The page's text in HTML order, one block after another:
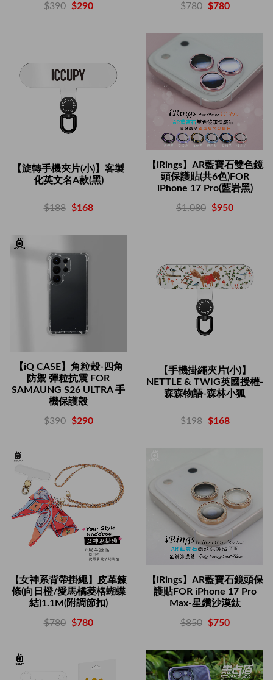
$390 $290 $780 $780
【旋轉手機夾片(小)】客製
化英文名A款(黑)
$188 $168
【iRings】AR藍寶石雙色鏡
頭保護貼(共6色)FOR
iPhone 17 Pro(藍岩黑)
$1,080 $950
【iQ CASE】角粒殼-四角
防禦 彈粒抗震 FOR
SAMAUNG S26 ULTRA 手
機保護殼
$390 $290
【手機掛繩夾片(小)】
NETTLE & TWIG英國授權-
森森物語-森林小狐
$198 $168
【女神系背帶掛繩】皮革鍊
條(向日橙/愛馬橘菱格蝴蝶
結)1.1M(附調節扣)
$780 $780
【iRings】AR藍寶石鏡頭保
護貼FOR iPhone 17 Pro
Max-星鑽沙漠鈦
$850 $750